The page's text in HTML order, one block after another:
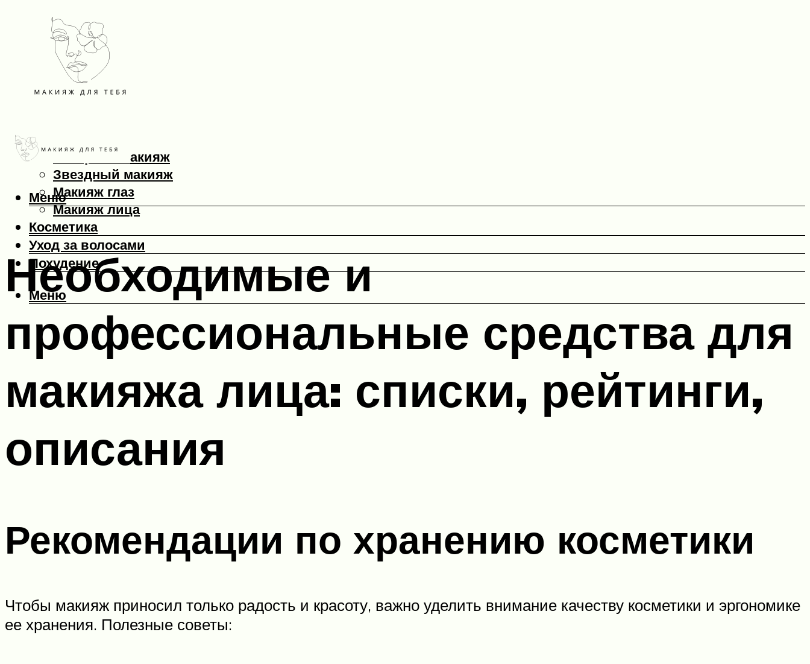
Макияж
Вечерний макияж
Звездный макияж
Макияж глаз
Макияж лица
Косметика
Уход за волосами
Похудение
Меню
Меню
Необходимые и
профессиональные средства для
макияжа лица: списки, рейтинги,
описания
Рекомендации по хранению косметики
Чтобы макияж приносил только радость и красоту, важно уделить внимание качеству косметики и эргономике
ее хранения. Полезные советы: